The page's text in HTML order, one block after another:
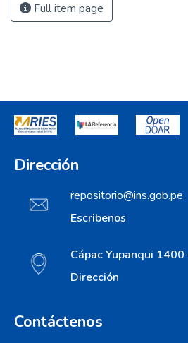
Full item page
Dirección
repositorio@ins.gob.pe
Escribenos
Cápac Yupanqui 1400
Dirección
Contáctenos